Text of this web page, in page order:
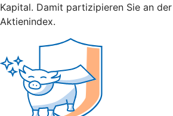
Kapital. Damit partizipieren Sie an
Aktienindex.